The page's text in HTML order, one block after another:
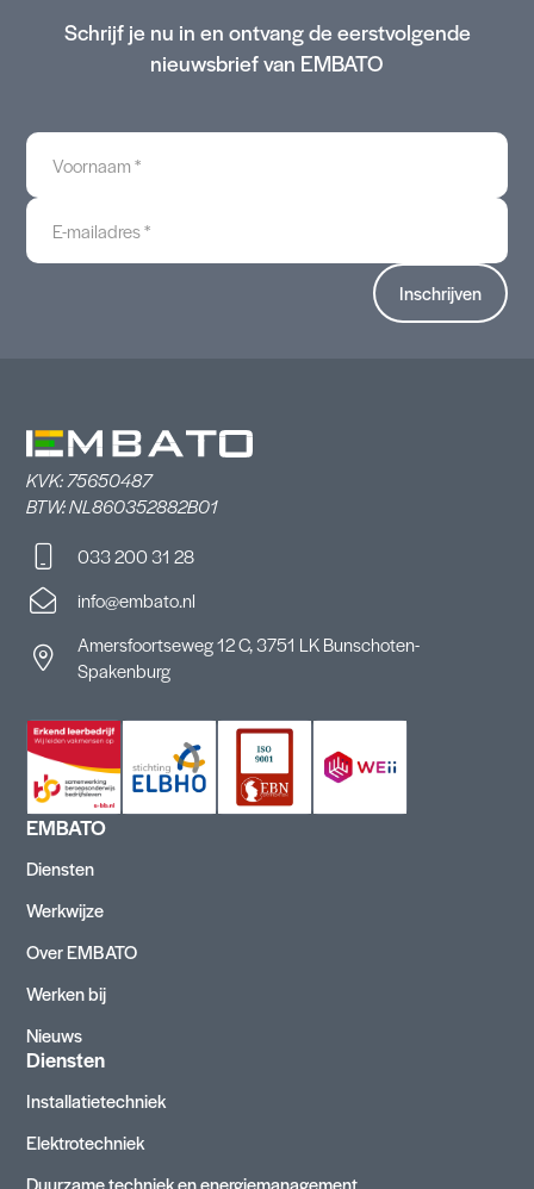
Schrijf je nu in en ontvang de eerstvolgende
nieuwsbrief van EMBATO
Voornaam
E-
mailadres
KVK: 75650487
BTW: NL860352882B01
033 200 31 28
info@embato.nl
Amersfoortseweg 12 C, 3751 LK Bunschoten-
Spakenburg
EMBATO
Diensten
Werkwijze
Over EMBATO
Werken bij
Nieuws
Diensten
Installatietechniek
Elektrotechniek
Duurzame techniek en energiemanagement